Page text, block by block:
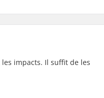
impacts. Il suffit de les